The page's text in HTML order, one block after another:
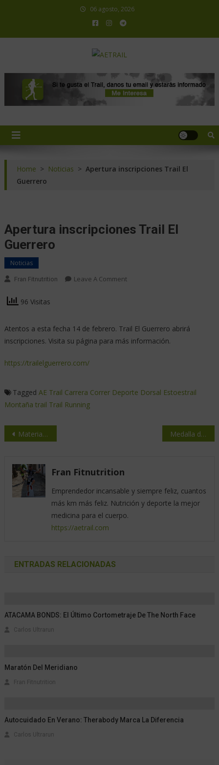
06 agosto, 2026
Home > Noticias > Apertura inscripciones Trail El
Guerrero
Apertura inscripciones Trail El
Guerrero
Noticias
Fran Fitnutrition Leave A Comment
96 Visitas
Atentos a esta fecha 14 de febrero. Trail El Guerrero abrirá
inscripciones. Visita su página para más información.
https://trailelguerrero.com/
Tagged AE Trail Carrera Correr Deporte Dorsal Estoestrail
Montaña trail Trail Running
Material esencial para iniciarse en el Trail Runing Medalla del COI a 5 corredoras
Fran Fitnutrition
Emprendedor incansable y siempre feliz, cuantos
más km más feliz. Nutrición y deporte la mejor
medicina para el cuerpo.
https://aetrail.com
ENTRADAS RELACIONADAS
ATACAMA BONDS: El Último Cortometraje De The North Face
Carlos Ultrarun
Maratón Del Meridiano
Fran Fitnutrition
Autocuidado En Verano: Therabody Marca La Diferencia
Carlos Ultrarun